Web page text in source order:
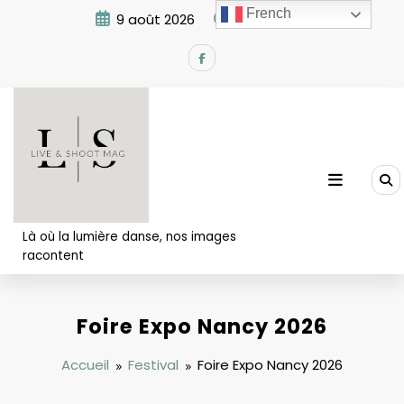
9 août 2026 1:45:49 AM
Là où la lumière danse, nos images
racontent
Foire Expo Nancy 2026
Accueil Festival Foire Expo Nancy 2026
French